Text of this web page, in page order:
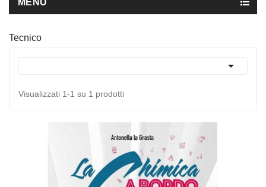
MENU
Tecnico

Visualizzati 1-1 su 1 prodotti